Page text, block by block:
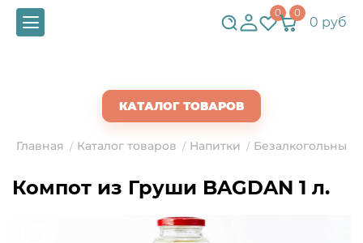
0 0
0 руб
КАТАЛОГ ТОВАРОВ
Главная / Каталог товаров / Напитки / Безалкогольные
Компот из Груши BAGDAN 1 л.